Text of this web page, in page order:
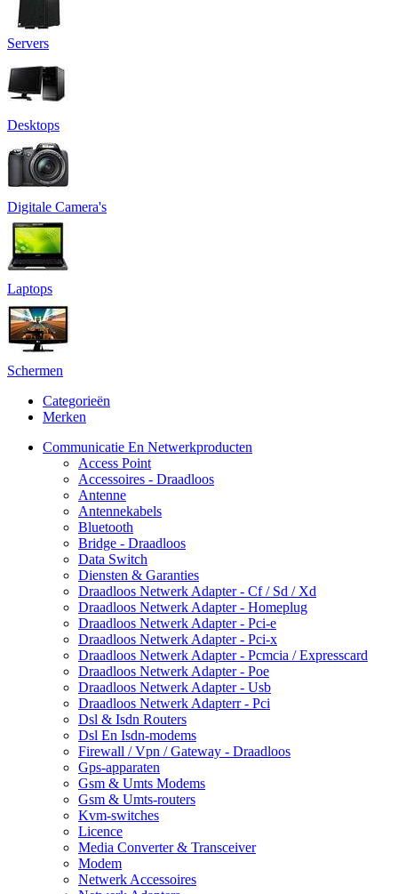
Servers
Desktops
Digitale Camera's
Laptops
Schermen
Categorieën
Merken
Communicatie En Netwerkproducten
Access Point
Accessoires - Draadloos
Antenne
Antennekabels
Bluetooth
Bridge - Draadloos
Data Switch
Diensten & Garanties
Draadloos Netwerk Adapter - Cf / Sd / Xd
Draadloos Netwerk Adapter - Homeplug
Draadloos Netwerk Adapter - Pci-e
Draadloos Netwerk Adapter - Pci-x
Draadloos Netwerk Adapter - Pcmcia / Expresscard
Draadloos Netwerk Adapter - Poe
Draadloos Netwerk Adapter - Usb
Draadloos Netwerk Adapterr - Pci
Dsl & Isdn Routers
Dsl En Isdn-modems
Firewall / Vpn / Gateway - Draadloos
Gps-apparaten
Gsm & Umts Modems
Gsm & Umts-routers
Kvm-switches
Licence
Media Converter & Transceiver
Modem
Netwerk Accessoires